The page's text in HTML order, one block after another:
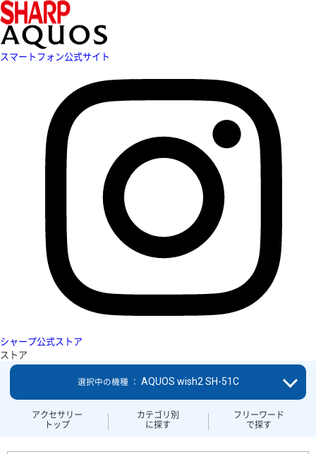
スマートフォン公式サイト
シャープ公式ストア
ストア
アクセサリー
トップ
カテゴリ別
に探す
フリーワード
で探す
選択中の機種 ： AQUOS wish2 SH-51C